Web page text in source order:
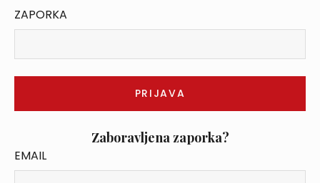
ZAPORKA
Zaboravljena zaporka?
EMAIL